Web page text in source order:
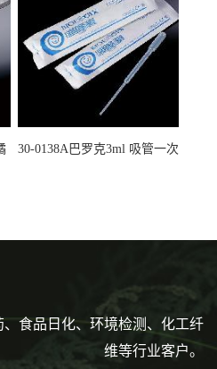
30-0138A巴罗克3ml 吸管一次
食品日化、环境检测、化工纤
维等行业客户。